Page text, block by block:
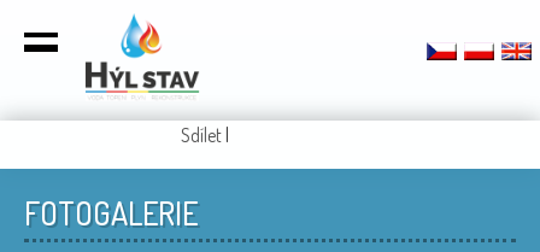
Sdílet
FOTOGALERIE